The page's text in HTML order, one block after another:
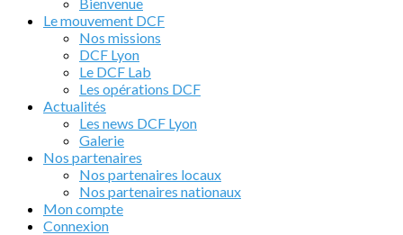
Le mouvement DCF
Nos missions
DCF Lyon
Le DCF Lab
Les opérations DCF
Actualités
Les news DCF Lyon
Galerie
Nos partenaires
Nos partenaires locaux
Nos partenaires nationaux
Mon compte
Connexion